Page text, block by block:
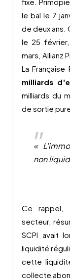
le bal le 7
de deux ans.
le 25 février,
mars, Allianz
La
milliards
milliards du
de sortie
«
non
Ce rappel,
secteur,
SCPI avait
liquidité
cette
collecte